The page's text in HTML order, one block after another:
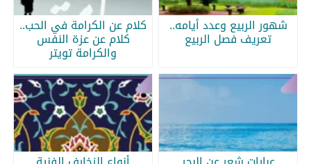
شهور الربيع وعدد أيامه..
تعريف فصل الربيع
كلام عن الكرامة في الحب..
كلام عن عزة النفس
والكرامة تويتر